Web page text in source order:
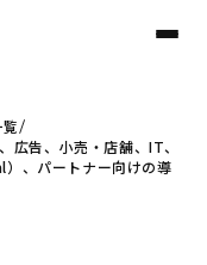
広告、小売・店舗、IT、
、パートナー向けの導